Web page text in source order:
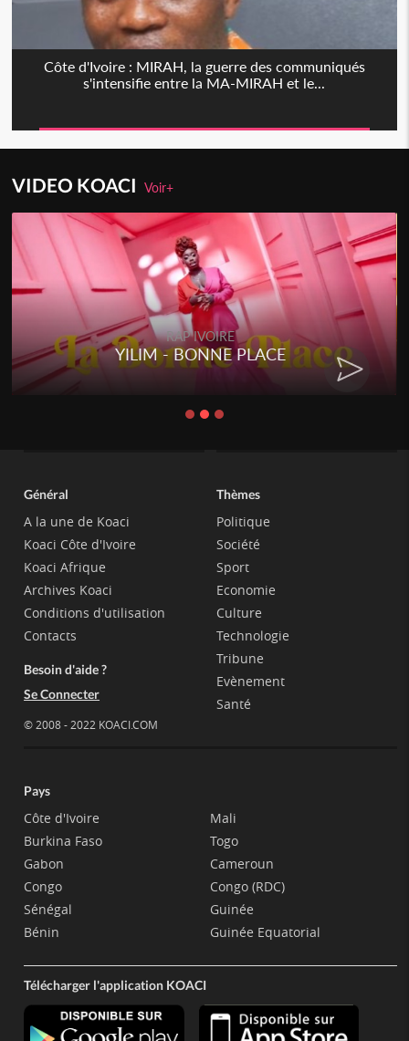
Côte d'Ivoire : MIRAH, la guerre des communiqués
s'intensifie entre la MA-MIRAH et le...
VIDEO KOACIVoir+
RAP IVOIRE
YILIM - BONNE PLACE
Général
A la une de Koaci
Koaci Côte d'Ivoire
Koaci Afrique
Archives Koaci
Conditions d'utilisation
Contacts
Besoin d'aide ?
Se Connecter
© 2008 - 2022 KOACI.COM
Thèmes
Politique
Société
Sport
Economie
Culture
Technologie
Tribune
Evènement
Santé
Pays
Côte d'Ivoire
Burkina Faso
Gabon
Congo
Sénégal
Bénin
Mali
Togo
Cameroun
Congo (RDC)
Guinée
Guinée Equatorial
Télécharger l'application KOACI